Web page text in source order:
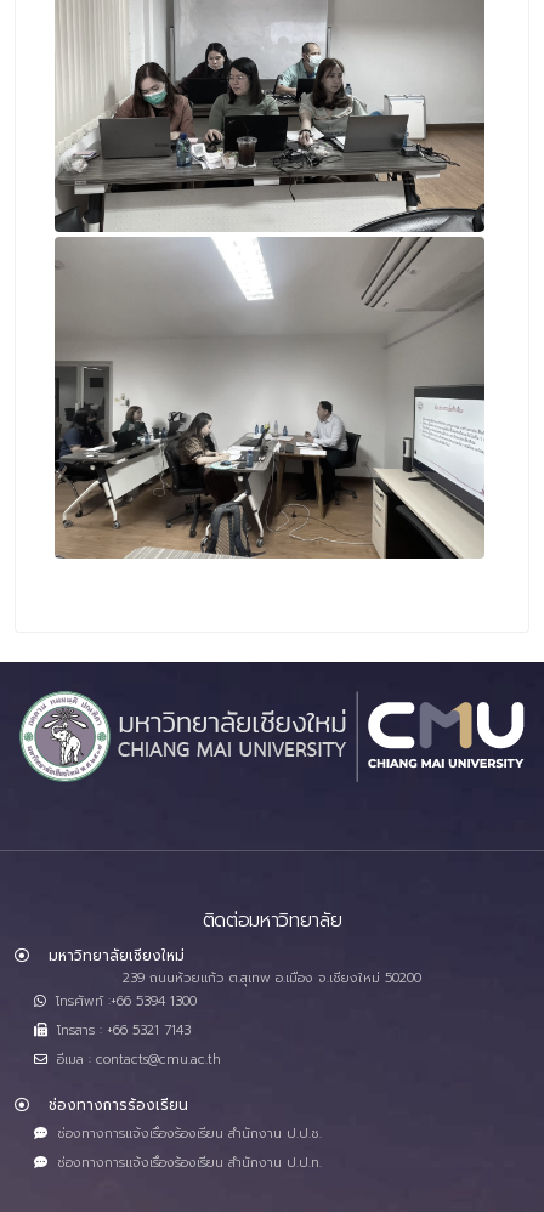
ติดต่อมหาวิทยาลัย
มหาวิทยาลัยเชียงใหม่
239 ถนนห้วยแก้ว ต.สุเทพ อ.เมือง จ.เชียงใหม่ 50200
โทรศัพท์ :+66 5394 1300
โทรสาร : +66 5321 7143
อีเมล : contacts@cmu.ac.th
ช่องทางการร้องเรียน
ช่องทางการแจ้งเรื่องร้องเรียน สำนักงาน ป.ป.ช.
ช่องทางการแจ้งเรื่องร้องเรียน สำนักงาน ป.ป.ท.